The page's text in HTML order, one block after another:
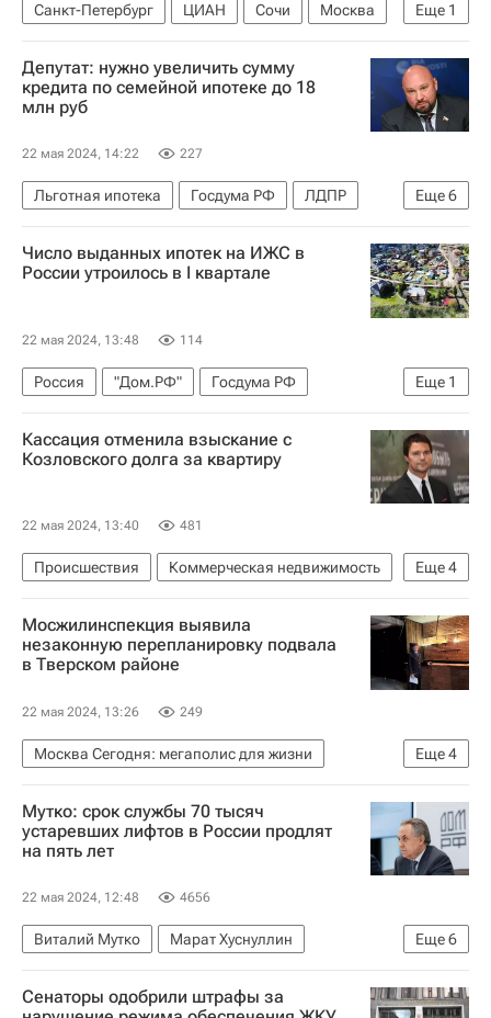
Еще 1
Санкт-Петербург ЦИАН Сочи
Москва
Жилье
Депутат: нужно увеличить сумму
кредита по семейной ипотеке до 18
млн руб
22 мая 2024, 14:22 227
Еще6
Льготная ипотека Госдума РФ
ЛДПР
"Дом.РФ"
Виталий Мутко
Владимир Кошелев
Ленинградская область
Число выданных ипотек на ИЖС в
России утроилось в I квартале
22 мая 2024, 13:48 114
Еще 1
Россия "Дом.РФ"
Госдума РФ
Виталий Мутко
Кассация отменила взыскание с
Козловского долга за квартиру
22 мая 2024, 13:40 481
Еще4
Происшествия
Коммерческая недвижимость
Москва
Данила Козловский
Долги
Жилье
Мосжилинспекция выявила
незаконную перепланировку подвала
в Тверском районе
22 мая 2024, 13:26 249
Еще4
Москва Сегодня: мегаполис для жизни
Москва
Мосжилинспекция
Комплекс городского хозяйства Москвы
Городское хозяйство Москвы
Мутко: срок службы 70 тысяч
устаревших лифтов в России продлят
на пять лет
22 мая 2024, 12:48 4656
Еще6
Виталий Мутко
Марат Хуснуллин
"Дом.РФ"
Госдума РФ
Министерство строительства и жилищно-коммунального хозяйства РФ (Минстрой России)
Сенаторы одобрили штрафы за